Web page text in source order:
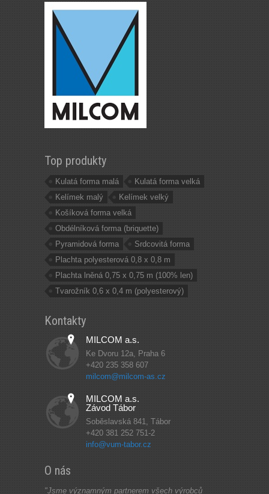
Top produkty
Kulatá forma malá
Kulatá forma velká
Kelímek malý
Kelímek velký
Košíková forma velká
Obdélníková forma (briquette)
Pyramidová forma
Srdcovitá forma
Plachta polyesterová 0,8 x 0,8 m
Plachta lněná 0,75 x 0,75 m (100% len)
Tvarožník 0,6 x 0,4 m (polyesterový)
Kontakty
MILCOM a.s.
Ke Dvoru 12a, Praha 6
+420 235 358 607
milcom@milcom-as.cz
MILCOM a.s.
Závod Tábor
Soběslavská 841, Tábor
+420 381 252 751-2
info@vum-tabor.cz
O nás
"Jsme významným partnerem všech výrobců